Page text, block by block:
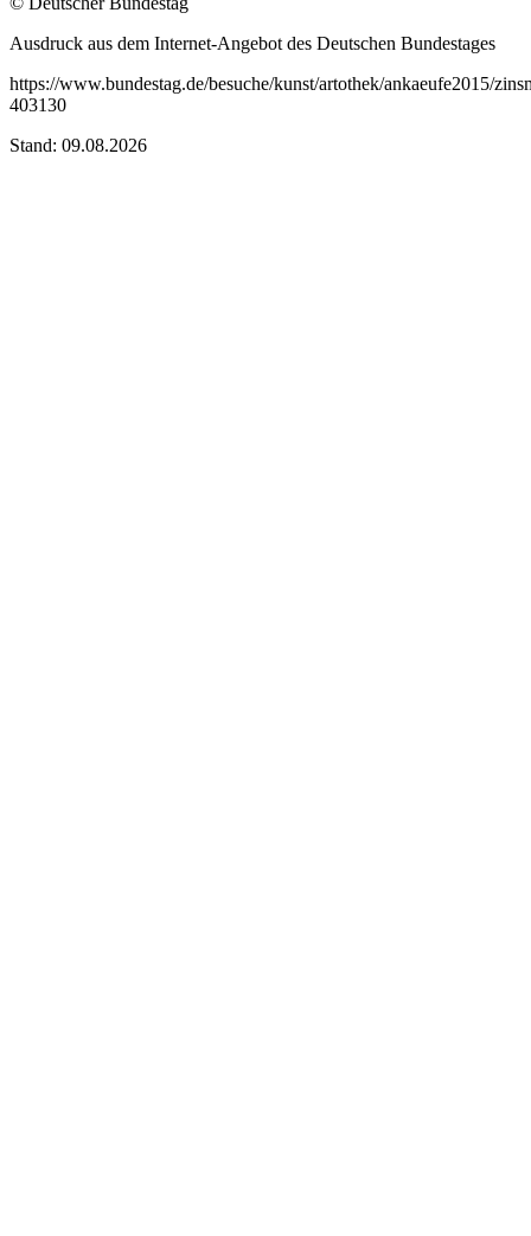
Ausdruck aus dem Internet-Angebot des Deutschen Bundestages
https://www.bundestag.de/besuche/kunst/artothek/ankaeufe2015/
403130
Stand: 09.08.2026